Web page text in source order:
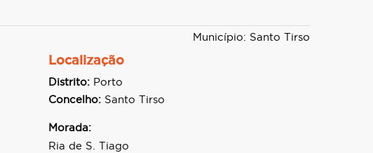
Município: Santo Tirso
Localização
Distrito: Porto
Concelho: Santo Tirso
Morada:
Ria de S. Tiago